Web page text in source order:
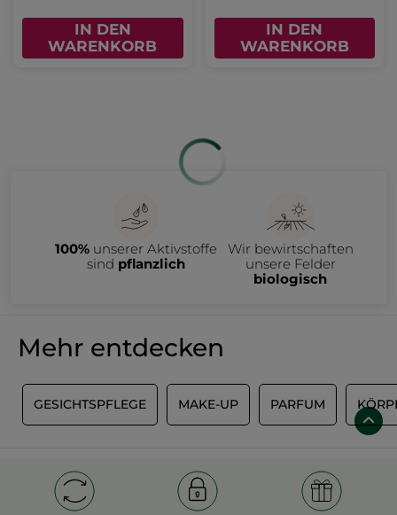
IN DEN
WARENKORB
IN DEN
WARENKORB
100%unserer Aktivstoffe
sind pflanzlich
Wir bewirtschaften
unsere Felder
biologisch
Mehr entdecken
GESICHTSPFLEGE MAKE-UP PARFUM